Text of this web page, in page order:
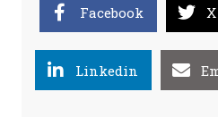
Facebook
Linkedin